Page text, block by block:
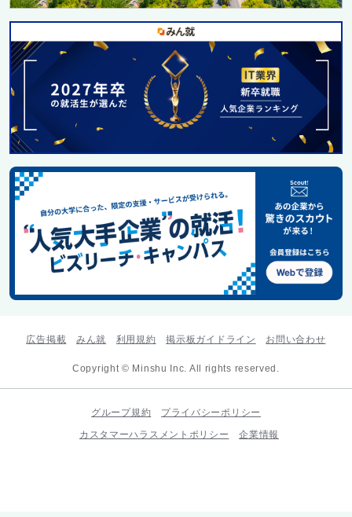
広告掲載 みん就 利用規約 掲示板ガイドライン お問い合わせ
Copyright © Minshu Inc. All rights reserved.
グループ規約
プライバシーポリシー
カスタマーハラスメントポリシー
企業情報